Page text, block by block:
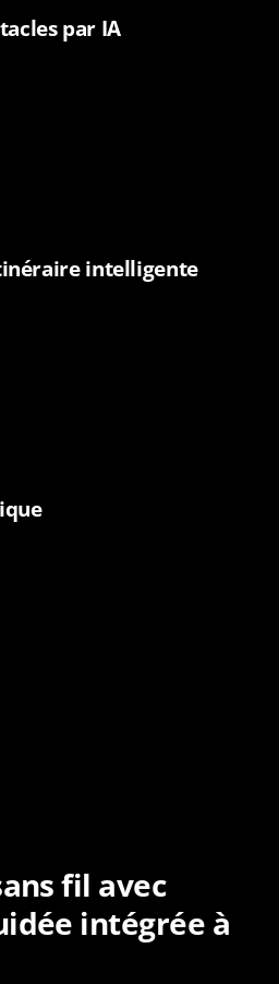
par IA
intelligente
fil avec
intégrée à